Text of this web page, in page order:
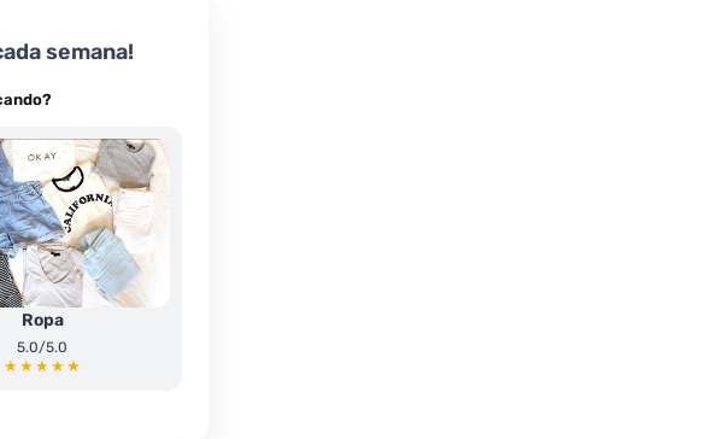
semana!
Ropa
5.0/5.0
★★★★★